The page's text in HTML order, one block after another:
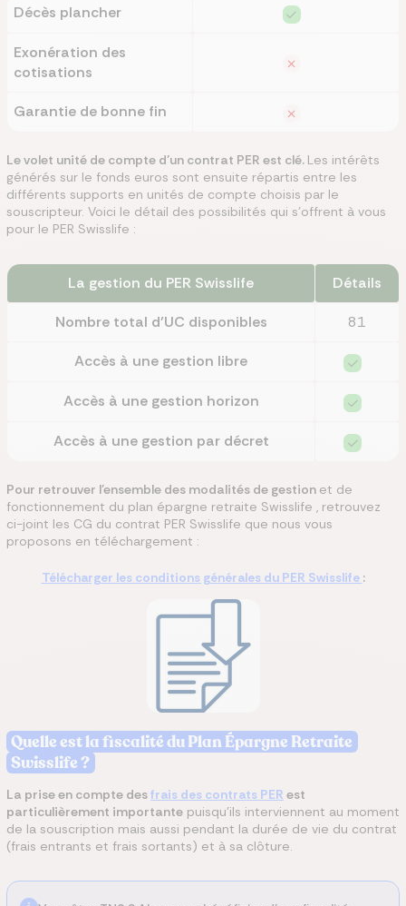
Décès plancher
Exonération des
cotisations
Garantie de bonne fin
Le volet unité de compte d’un contrat PER est clé. Les intérêts
générés sur le fonds euros sont ensuite répartis entre les
différents supports en unités de compte choisis par le
souscripteur. Voici le détail des possibilités qui s’offrent à vous
pour le PER Swisslife :
La gestion du PER Swisslife Détails
Nombre total d’UC disponibles 81
Accès à une gestion libre
Accès à une gestion horizon
Accès à une gestion par décret
Pour retrouver l'ensemble des modalités de gestion et de
fonctionnement du plan épargne retraite Swisslife , retrouvez
ci-joint les CG du contrat PER Swisslife que nous vous
proposons en téléchargement :
Télécharger les conditions générales du PER Swisslife :
Quelle est la fiscalité du Plan Épargne Retraite
Swisslife ?
La prise en compte desfrais des contrats PER est
particulièrement importante puisqu’ils interviennent au moment
de la souscription mais aussi pendant la durée de vie du contrat
(frais entrants et frais sortants) et à sa clôture.